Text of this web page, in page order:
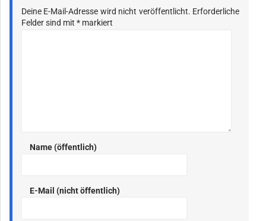
Deine E-Mail-Adresse wird nicht veröffentlicht. Erforderliche
Felder sind mit * markiert
Name (öffentlich)
E-Mail (nicht öffentlich)